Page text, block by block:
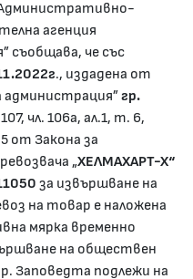
Административно-
агенция
съобщава, че със
2г., издадена от
администрация”гр.
чл. 106а, ал.1, т. 6,
5 от Закона за
„ХЕЛМАХАРТ-Х“
за извършване на
на товар е наложена
мярка временно
на обществен
Заповедта подлежи на